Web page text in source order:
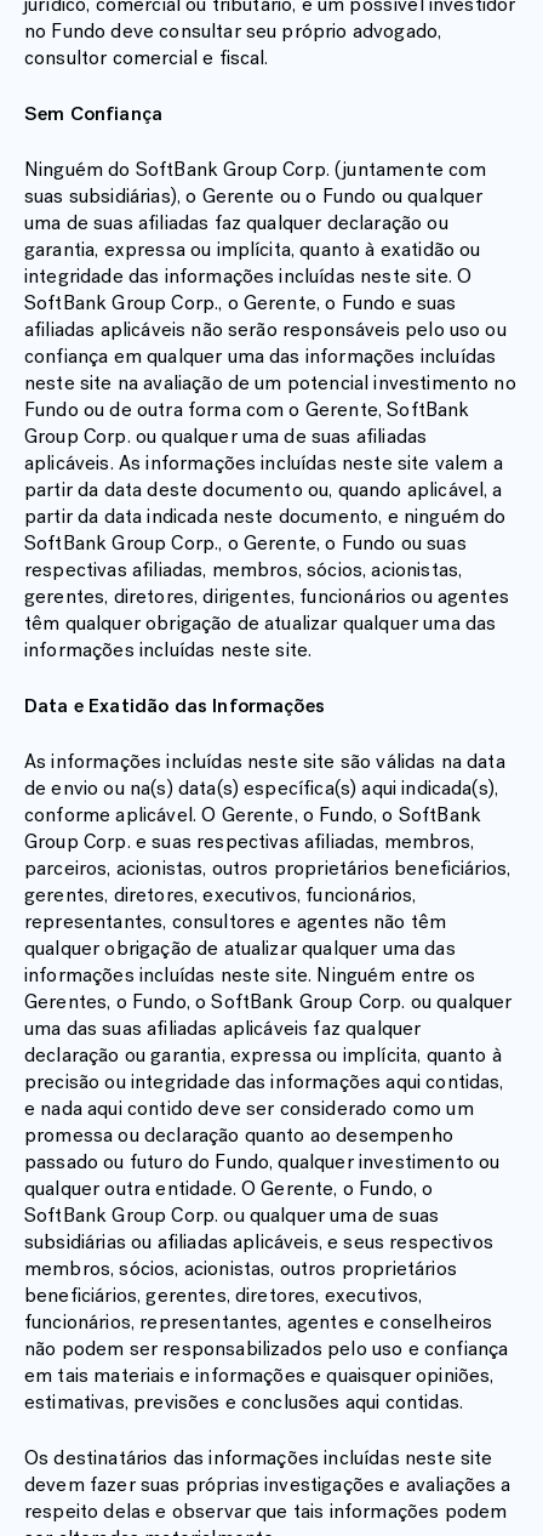
no Fundo deve consultar seu próprio advogado,
consultor comercial e fiscal.
Sem Confiança
Ninguém do SoftBank Group Corp. (juntamente com
suas subsidiárias), o Gerente ou o Fundo ou qualquer
uma de suas afiliadas faz qualquer declaração ou
garantia, expressa ou implícita, quanto à exatidão ou
integridade das informações incluídas neste site. O
SoftBank Group Corp., o Gerente, o Fundo e suas
afiliadas aplicáveis não serão responsáveis pelo uso ou
confiança em qualquer uma das informações incluídas
neste site na avaliação de um potencial investimento no
Fundo ou de outra forma com o Gerente, SoftBank
Group Corp. ou qualquer uma de suas afiliadas
aplicáveis. As informações incluídas neste site valem a
partir da data deste documento ou, quando aplicável, a
partir da data indicada neste documento, e ninguém do
SoftBank Group Corp., o Gerente, o Fundo ou suas
respectivas afiliadas, membros, sócios, acionistas,
gerentes, diretores, dirigentes, funcionários ou agentes
têm qualquer obrigação de atualizar qualquer uma das
informações incluídas neste site.
Data e Exatidão das Informações
As informações incluídas neste site são válidas na data
de envio ou na(s) data(s) específica(s) aqui indicada(s),
conforme aplicável. O Gerente, o Fundo, o SoftBank
Group Corp. e suas respectivas afiliadas, membros,
parceiros, acionistas, outros proprietários beneficiários,
gerentes, diretores, executivos, funcionários,
representantes, consultores e agentes não têm
qualquer obrigação de atualizar qualquer uma das
informações incluídas neste site. Ninguém entre os
Gerentes, o Fundo, o SoftBank Group Corp. ou qualquer
uma das suas afiliadas aplicáveis faz qualquer
declaração ou garantia, expressa ou implícita, quanto à
precisão ou integridade das informações aqui contidas,
e nada aqui contido deve ser considerado como um
promessa ou declaração quanto ao desempenho
passado ou futuro do Fundo, qualquer investimento ou
qualquer outra entidade. O Gerente, o Fundo, o
SoftBank Group Corp. ou qualquer uma de suas
subsidiárias ou afiliadas aplicáveis, e seus respectivos
membros, sócios, acionistas, outros proprietários
beneficiários, gerentes, diretores, executivos,
funcionários, representantes, agentes e conselheiros
não podem ser responsabilizados pelo uso e confiança
em tais materiais e informações e quaisquer opiniões,
estimativas, previsões e conclusões aqui contidas.
Os destinatários das informações incluídas neste site
devem fazer suas próprias investigações e avaliações a
respeito delas e observar que tais informações podem